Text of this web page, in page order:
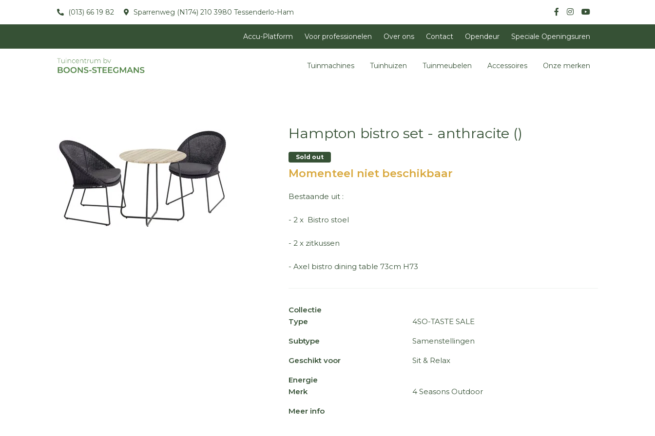
(013) 66 19 82 Sparrenweg (N174) 210 3980 Tessenderlo-Ham
Accu-Platform Voor professionelen Over ons Contact Opendeur Speciale Openingsuren
Tuinmachines Tuinhuizen Tuinmeubelen Accessoires Onze merken
Hampton bistro set - anthracite ()
Sold out
Momenteel niet beschikbaar
Bestaande uit :
- 2 x Bistro stoel
- 2 x zitkussen
- Axel bistro dining table 73cm H73
Collectie
Type
4SO-TASTE SALE
Subtype Samenstellingen
Geschikt voor Sit & Relax
Energie
Merk
4 Seasons Outdoor
Meer info